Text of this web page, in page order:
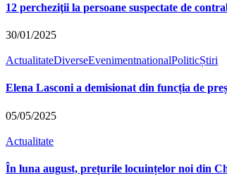
12 percheziţii la persoane suspectate de
30/01/2025
ActualitateDiverseEvenimentnationalPoliticȘtiri
Elena Lasconi a demisionat din funcția de
05/05/2025
Actualitate
În luna august, prețurile locuințelor noi din